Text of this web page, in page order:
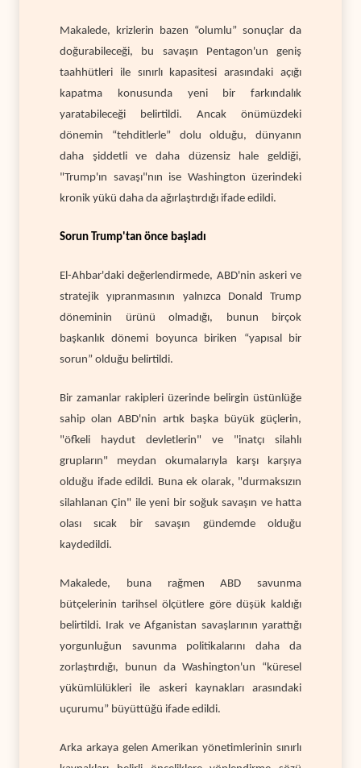
Makalede, krizlerin bazen “olumlu” sonuçlar da
doğurabileceği, bu savaşın Pentagon'un geniş
taahhütleri ile sınırlı kapasitesi arasındaki açığı
kapatma konusunda yeni bir farkındalık
yaratabileceği belirtildi. Ancak önümüzdeki
dönemin “tehditlerle” dolu olduğu, dünyanın
daha şiddetli ve daha düzensiz hale geldiği,
"Trump'ın savaşı"nın ise Washington üzerindeki
kronik yükü daha da ağırlaştırdığı ifade edildi.
Sorun Trump'tan önce başladı
El-Ahbar'daki değerlendirmede, ABD'nin askeri ve
stratejik yıpranmasının yalnızca Donald Trump
döneminin ürünü olmadığı, bunun birçok
başkanlık dönemi boyunca biriken “yapısal bir
sorun” olduğu belirtildi.
Bir zamanlar rakipleri üzerinde belirgin üstünlüğe
sahip olan ABD'nin artık başka büyük güçlerin,
"öfkeli haydut devletlerin" ve "inatçı silahlı
grupların" meydan okumalarıyla karşı karşıya
olduğu ifade edildi. Buna ek olarak, "durmaksızın
silahlanan Çin" ile yeni bir soğuk savaşın ve hatta
olası sıcak bir savaşın gündemde olduğu
kaydedildi.
Makalede, buna rağmen ABD savunma
bütçelerinin tarihsel ölçütlere göre düşük kaldığı
belirtildi. Irak ve Afganistan savaşlarının yarattığı
yorgunluğun savunma politikalarını daha da
zorlaştırdığı, bunun da Washington'un “küresel
yükümlülükleri ile askeri kaynakları arasındaki
uçurumu” büyüttüğü ifade edildi.
Arka arkaya gelen Amerikan yönetimlerinin sınırlı